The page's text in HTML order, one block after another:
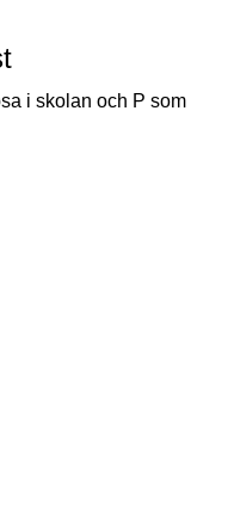
i skolan och P som